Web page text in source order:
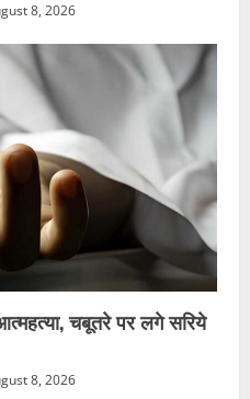
8, 2026
चबूतरे पर लगे सरिये
8, 2026